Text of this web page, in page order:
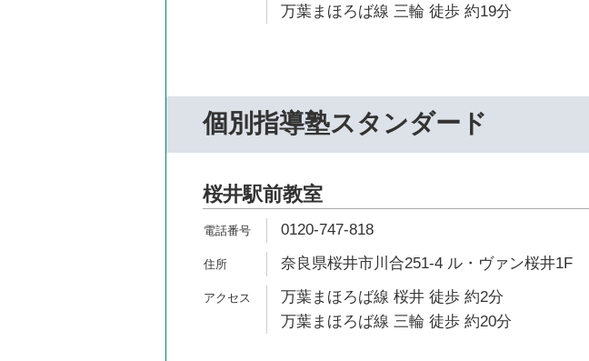
万葉まほろば線 三輪 徒歩 約19分
個別指導塾スタンダード
桜井駅前教室
0120-747-818
奈良県桜井市川合251-4 ル・ヴァン桜井1F
万葉まほろば線 桜井 徒歩 約2分
万葉まほろば線 三輪 徒歩 約20分